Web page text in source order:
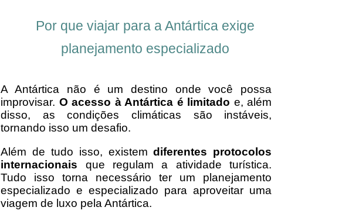
Por que viajar para a Antártica exige
planejamento especializado
A Antártica não é um destino onde você possa
improvisar. O acesso à Antártica é limitado e, além
disso, as condições climáticas são instáveis,
tornando isso um desafio.
Além de tudo isso, existemdiferentes protocolos
internacionais que regulam a atividade turística.
Tudo isso torna necessário ter um planejamento
especializado e especializado para aproveitar uma
viagem de luxo pela Antártica.